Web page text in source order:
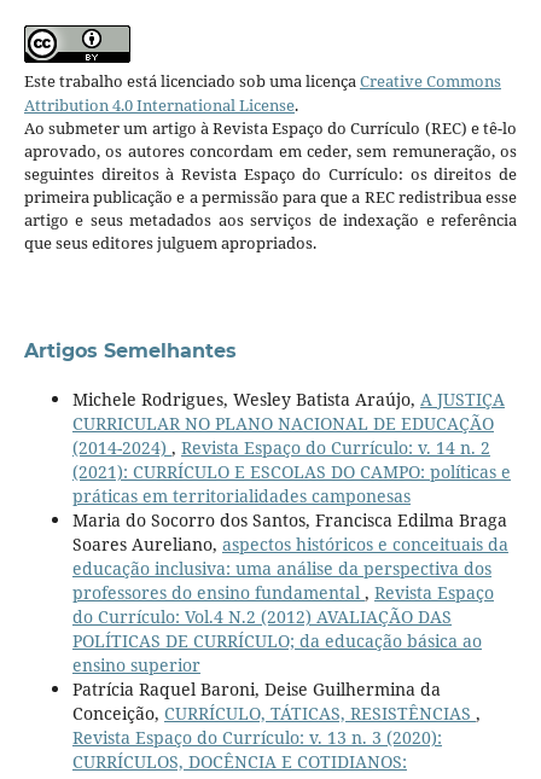
Este trabalho está licenciado sob uma licençaCreative Commons
Attribution 4.0 International License.
Ao submeter um artigo à Revista Espaço do Currículo (REC) e tê-lo
aprovado, os autores concordam em ceder, sem remuneração, os
seguintes direitos à Revista Espaço do Currículo: os direitos de
primeira publicação e a permissão para que a REC redistribua esse
artigo e seus metadados aos serviços de indexação e referência
que seus editores julguem apropriados.
Artigos Semelhantes
Michele Rodrigues, Wesley Batista Araújo, A JUSTIÇA
CURRICULAR NO PLANO NACIONAL DE EDUCAÇÃO
(2014-2024) , Revista Espaço do Currículo: v. 14 n. 2
(2021): CURRÍCULO E ESCOLAS DO CAMPO: políticas e
práticas em territorialidades camponesas
Maria do Socorro dos Santos, Francisca Edilma Braga
Soares Aureliano, aspectos históricos e conceituais da
educação inclusiva: uma análise da perspectiva dos
professores do ensino fundamental , Revista Espaço
do Currículo: Vol.4 N.2 (2012) AVALIAÇÃO DAS
POLÍTICAS DE CURRÍCULO; da educação básica ao
ensino superior
Patrícia Raquel Baroni, Deise Guilhermina da
Conceição, CURRÍCULO, TÁTICAS, RESISTÊNCIAS ,
Revista Espaço do Currículo: v. 13 n. 3 (2020):
CURRÍCULOS, DOCÊNCIA E COTIDIANOS: